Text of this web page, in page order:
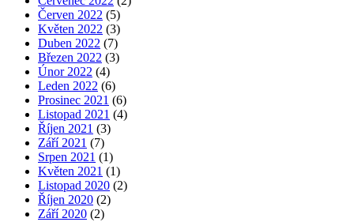
Červen 2022 (5)
Květen 2022 (3)
Duben 2022 (7)
Březen 2022 (3)
Únor 2022 (4)
Leden 2022 (6)
Prosinec 2021 (6)
Listopad 2021 (4)
Říjen 2021 (3)
Září 2021 (7)
Srpen 2021 (1)
Květen 2021 (1)
Listopad 2020 (2)
Říjen 2020 (2)
Září 2020 (2)